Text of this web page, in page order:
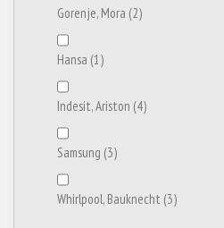
Gorenje, Mora (2)
Hansa (1)
Indesit, Ariston (4)
Samsung (3)
Whirlpool, Bauknecht (3)